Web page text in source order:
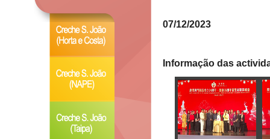
07/12/2023
Informação das